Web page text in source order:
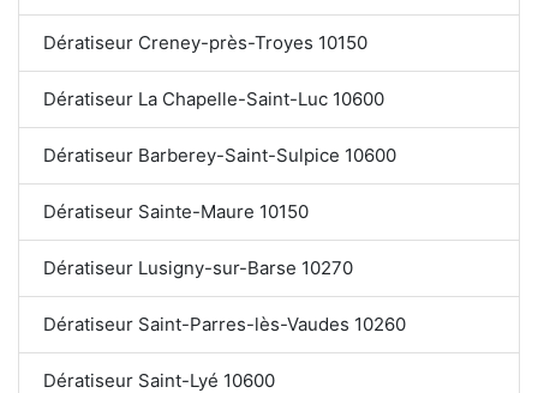
Dératiseur Creney-près-Troyes 10150
Dératiseur La Chapelle-Saint-Luc 10600
Dératiseur Barberey-Saint-Sulpice 10600
Dératiseur Sainte-Maure 10150
Dératiseur Lusigny-sur-Barse 10270
Dératiseur Saint-Parres-lès-Vaudes 10260
Dératiseur Saint-Lyé 10600